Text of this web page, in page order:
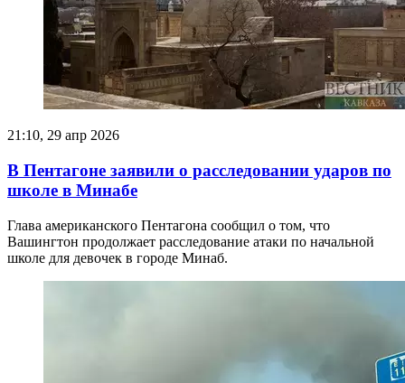
21:10, 29 апр 2026
В Пентагоне заявили о расследовании ударов по
школе в Минабе
Глава американского Пентагона сообщил о том, что
Вашингтон продолжает расследование атаки по начальной
школе для девочек в городе Минаб.